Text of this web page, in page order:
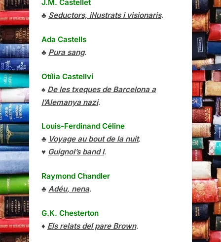
J.M. Castellet
♣ Seductors, il·lustrats i visionaris.
Ada Castells
♣ Pura sang.
Otília Castellví
♠ De les txeques de Barcelona a
l’Alemanya nazi.
Louis-Ferdinand Céline
♣ Voyage au bout de la nuit.
♥ Guignol’s band I.
Raymond Chandler
♣ Adéu, nena.
G.K. Chesterton
♦ Els relats del pare Brown.